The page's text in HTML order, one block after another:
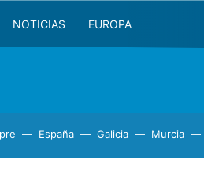
NOTICIAS EUROPA
España Galicia Murcia